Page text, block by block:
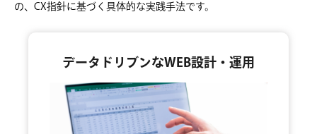
の、CX指針に基づく具体的な実践手法です。
データドリブンなWEB設計・運用